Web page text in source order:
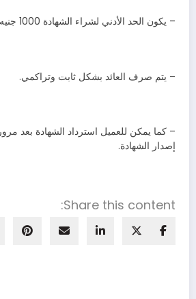
– يكون الحد الأدني لشراء الشهادة 1000 جنيه ومضاعفاتها.
– يتم صرف العائد بشكل ثابت وتراكمي.
إصدار الشهادة.
Share this content: